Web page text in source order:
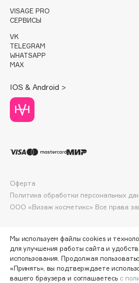
DABO
Darphin
Davines
Deonica
Dessange
Dior
Divage
Dorco
Dr. Vranjes Firenze
Dr.Althea
Dr.Ceuracle
DSD de Luxe
Dyson
ПО
VISAGE PRO
СЕРВИСЫ
VK
TELEGRAM
WHATSAPP
MAX
IOS & Android >
ООО «Визаж косметикс» Все права
Оферта
Политика обработки персональных
Мы используем файлы cookies и
для улучшения работы сайта и
использования. Продолжая
«Принять», вы подтверждаете
вашего браузера и соглашаетесь с